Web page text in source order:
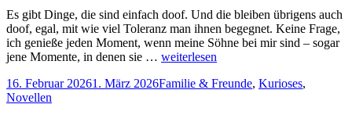
Es gibt Dinge, die sind einfach doof. Und die bleiben übrigens auch
doof, egal, mit wie viel Toleranz man ihnen begegnet. Keine Frage,
ich genieße jeden Moment, wenn meine Söhne bei mir sind – sogar
jene Momente, in denen sie … weiterlesen
Veröffentlicht
am
16. Februar 20261. März 2026Kategorien
Familie & Freunde, Kurioses,
Novellen